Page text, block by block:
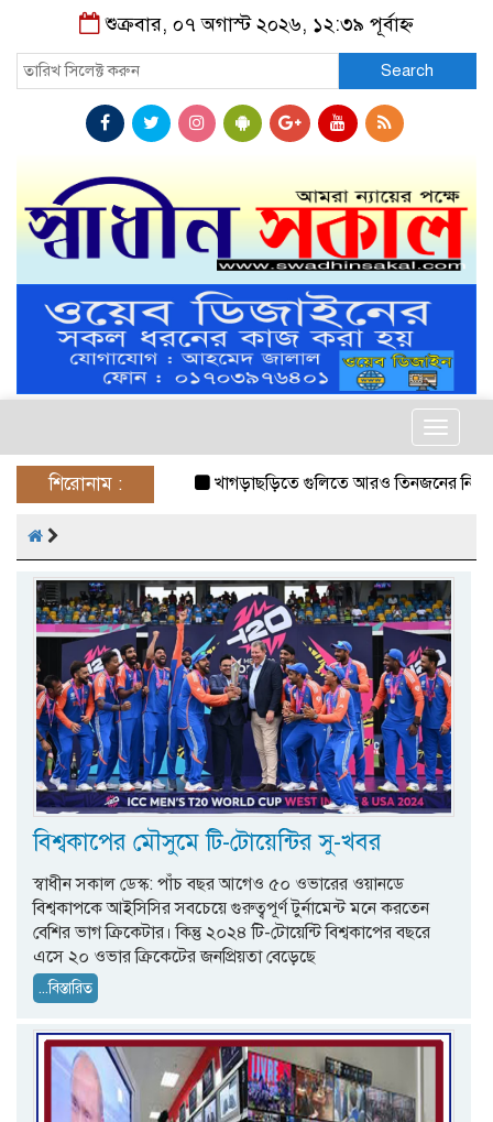
শুক্রবার, ০৭ অগাস্ট ২০২৬, ১২:৩৯ পূর্বাহ্ন
Search
Toggle
শিরোনাম : খাগড়াছড়িতে গুলিতে আরও তিনজনের নিহত
বিশ্বকাপের মৌসুমে টি-টোয়েন্টির সু-খবর
স্বাধীন সকাল ডেস্ক: পাঁচ বছর আগেও ৫০ ওভারের ওয়ানডে
বিশ্বকাপকে আইসিসির সবচেয়ে গুরুত্বপূর্ণ টুর্নামেন্ট মনে করতেন
বেশির ভাগ ক্রিকেটার। কিন্তু ২০২৪ টি-টোয়েন্টি বিশ্বকাপের বছরে
এসে ২০ ওভার ক্রিকেটের জনপ্রিয়তা বেড়েছে
...বিস্তারিত